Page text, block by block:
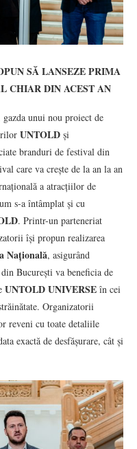
SĂ LANSEZE PRIMA
CHIAR DIN ACEST AN
unui nou proiect de
UNTOLD și
branduri de festival din
care va crește de la an la an
a atracțiilor de
s-a întâmplat și cu
. Printr-un parteneriat
își propun realizarea
Națională, asigurând
București va beneficia de
UNTOLD UNIVERSE în cei
Organizatorii
reveni cu toate detaliile
exactă de desfășurare, cât și